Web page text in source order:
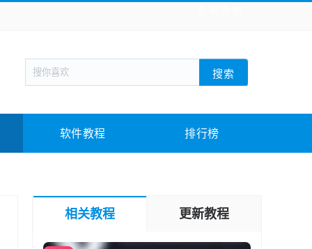
新闻阅读 旅游出行 生活实用
战棋游戏 枪战射击 模拟经营
教育教学 游戏娱乐 系统软件 素材下载
搜索
软件教程 排行榜
相关教程 更新教程